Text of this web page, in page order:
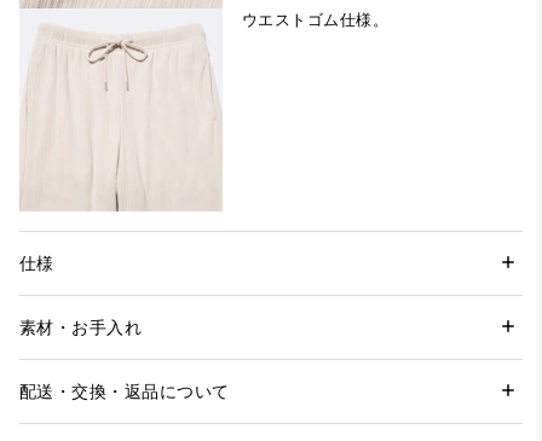
ウエストゴム仕様。
仕様
素材・お手入れ
配送・交換・返品について